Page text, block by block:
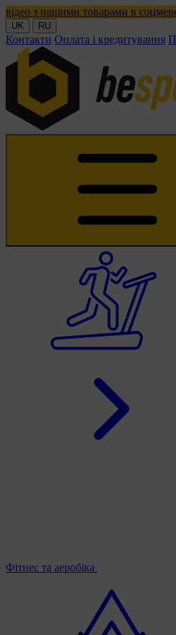
в соцмережах та
UK RU
Контакти Оплата і кредитування
Фітнес та аеробіка